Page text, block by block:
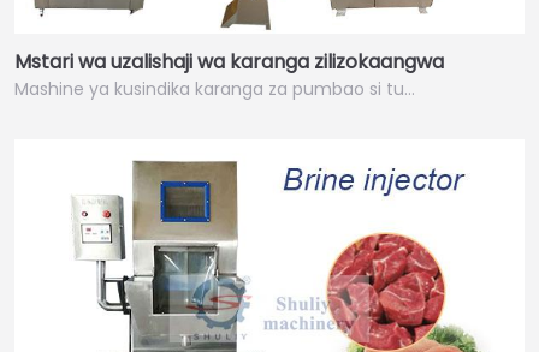
Mstari wa uzalishaji wa karanga zilizokaangwa
Mashine ya kusindika karanga za pumbao si tu…